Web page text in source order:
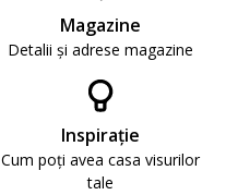
Magazine
Detalii și adrese magazine
Inspirație
Cum poți avea casa visurilor
tale